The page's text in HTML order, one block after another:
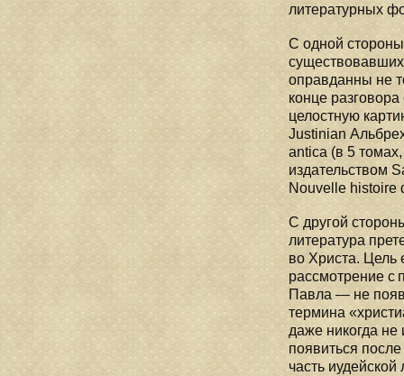
литературных
С одной
существовавших
оправданны не
конце
целостную
Justinian
antica (в 5
издательством
Nouvelle histoire
С другой
литература
во Христа. Цель
рассмотрение с
Павла — не
термина
даже никогда не
появиться
часть